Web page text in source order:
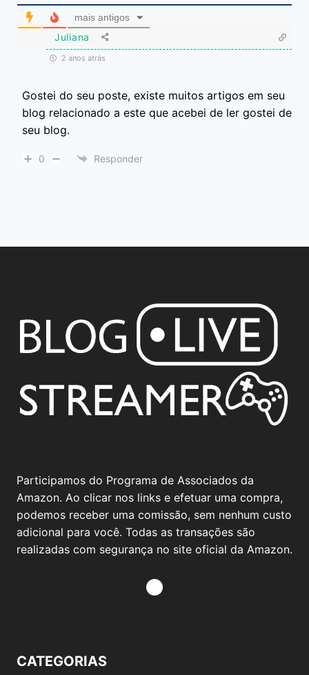
mais antigos
Juliana
2 anos atrás
Gostei do seu poste, existe muitos artigos em seu
blog relacionado a este que acebei de ler gostei de
seu blog.
0 Responder
Participamos do Programa de Associados da
Amazon. Ao clicar nos links e efetuar uma compra,
podemos receber uma comissão, sem nenhum custo
adicional para você. Todas as transações são
realizadas com segurança no site oficial da Amazon.
CATEGORIAS